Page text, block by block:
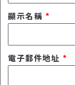
顯示名稱 *
電子郵件地址 *